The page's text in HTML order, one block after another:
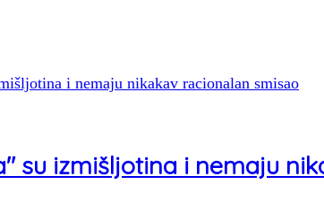
su izmišljotina i nemaju